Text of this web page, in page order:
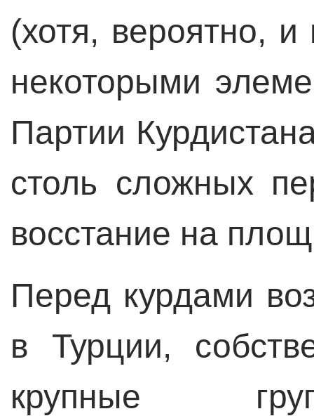
(хотя, вероятно,
некоторыми
Партии
столь сложных
восстание на
Перед курдами
в Турции,
крупные